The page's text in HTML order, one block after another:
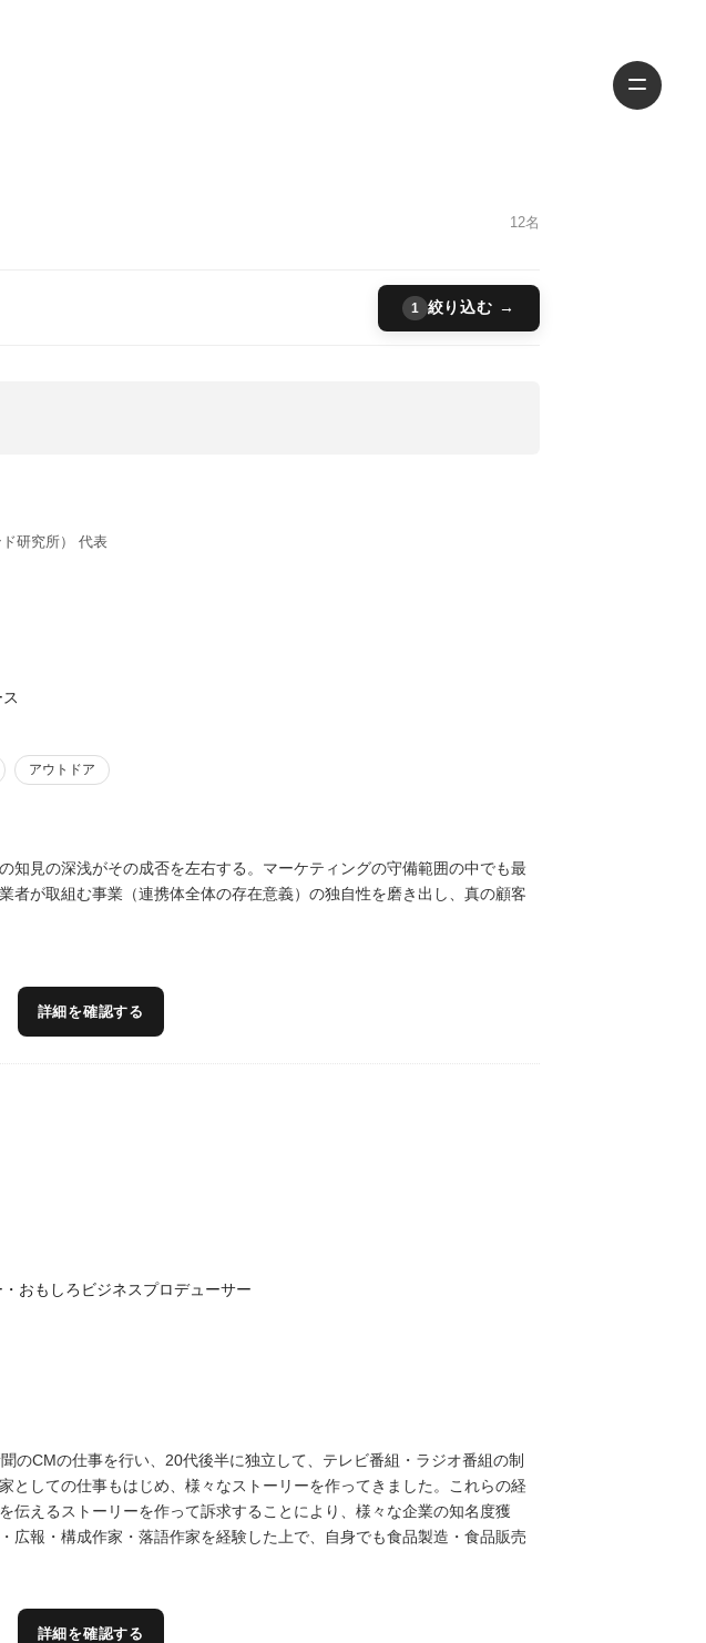
12名
1 絞り込む →
研究所） 代表
アウトドア
知見の深浅がその成否を左右する。マーケティングの守備範囲の中でも最
者が取組む事業（連携体全体の存在意義）の独自性を磨き出し、真の顧客
詳細を確認する
おもしろビジネスプロデューサー
のCMの仕事を行い、20代後半に独立して、テレビ番組・ラジオ番組の制
としての仕事もはじめ、様々なストーリーを作ってきました。これらの経
伝えるストーリーを作って訴求することにより、様々な企業の知名度獲
広報・構成作家・落語作家を経験した上で、自身でも食品製造・食品販売
販売までを経験している人間はなかなかいないので、バラエティに富んだ
詳細を確認する